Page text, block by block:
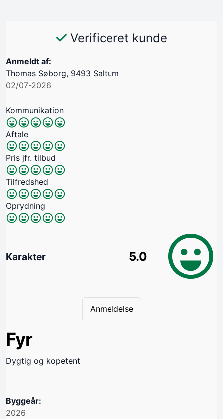
Verificeret kunde
Anmeldt af:
Thomas Søborg, 9493 Saltum
02/07-2026
Kommunikation
Aftale
Pris jfr. tilbud
Tilfredshed
Oprydning
Karakter 5.0
Anmeldelse
Fyr
Dygtig og kopetent
Byggeår:
2026